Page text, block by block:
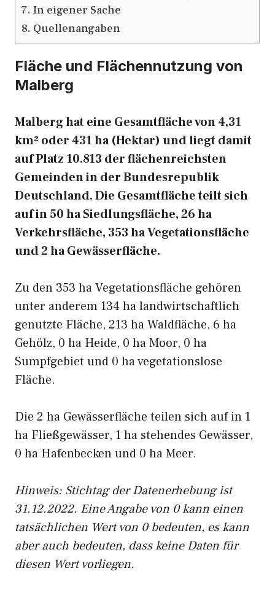
In eigener Sache
Quellenangaben
Fläche und Flächennutzung von
Malberg
Malberg hat eine Gesamtfläche von 4,31
km² oder 431 ha (Hektar) und liegt damit
auf Platz 10.813 der flächenreichsten
Gemeinden in der Bundesrepublik
Deutschland. Die Gesamtfläche teilt sich
auf in 50 ha Siedlungsfläche, 26 ha
Verkehrsfläche, 353 ha Vegetationsfläche
und 2 ha Gewässerfläche.
Zu den 353 ha Vegetationsfläche gehören
unter anderem 134 ha landwirtschaftlich
genutzte Fläche, 213 ha Waldfläche, 6 ha
Gehölz, 0 ha Heide, 0 ha Moor, 0 ha
Sumpfgebiet und 0 ha vegetationslose
Fläche.
Die 2 ha Gewässerfläche teilen sich auf in 1
ha Fließgewässer, 1 ha stehendes Gewässer,
0 ha Hafenbecken und 0 ha Meer.
Hinweis: Stichtag der Datenerhebung ist
31.12.2022. Eine Angabe von 0 kann einen
tatsächlichen Wert von 0 bedeuten, es kann
aber auch bedeuten, dass keine Daten für
diesen Wert vorliegen.